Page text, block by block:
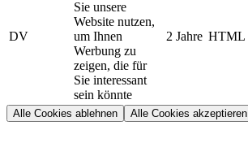
DV
Sie unsere
Website nutzen,
um Ihnen
Werbung zu
zeigen, die für
Sie interessant
sein könnte
2 Jahre HTML
Alle Cookies ablehnen Alle Cookies akzeptieren